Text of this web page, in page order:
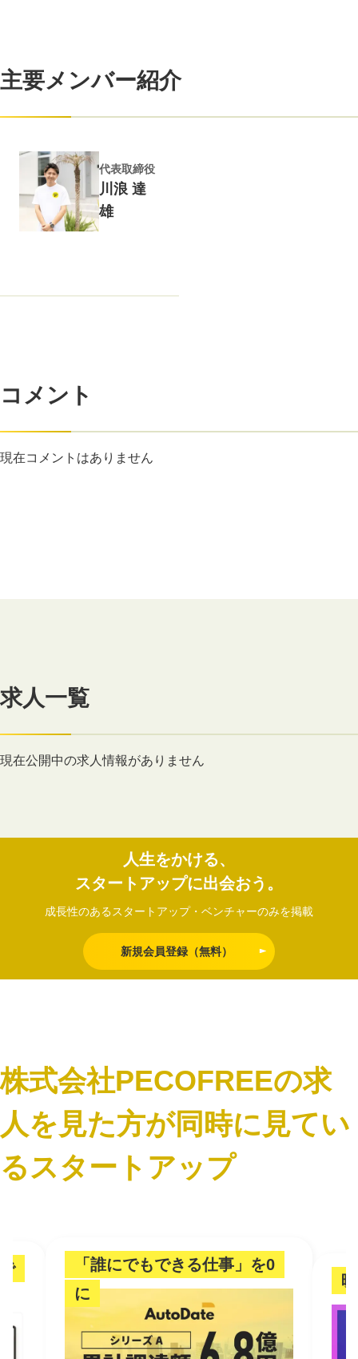
主要メンバー紹介
代表取締役
川浪 達
雄
コメント
現在コメントはありません
求人一覧
現在公開中の求人情報がありません
人生をかける、
スタートアップに出会おう。
成長性のあるスタートアップ・ベンチャーのみを掲載
新規会員登録（無料）
株式会社PECOFREEの求
人を見た方が同時に見てい
るスタートアップ
「誰にでもできる仕事」を0
に